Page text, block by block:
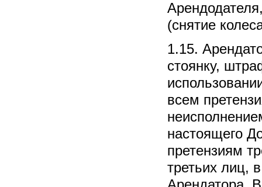
(снятие
1.15.
стоянку,
всем
настоящего
претензиям
третьих лиц,